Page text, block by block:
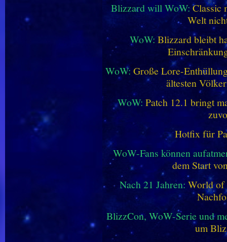
Blizzard will WoW: Classic
Welt
WoW: Blizzard bleibt
WoW: Große Lore-
ältesten
WoW: Patch 12.1 bringt
Hotfix für
WoW-Fans können
dem Start
Nach 21 Jahren: World of
BlizzCon, WoW-Serie und
um